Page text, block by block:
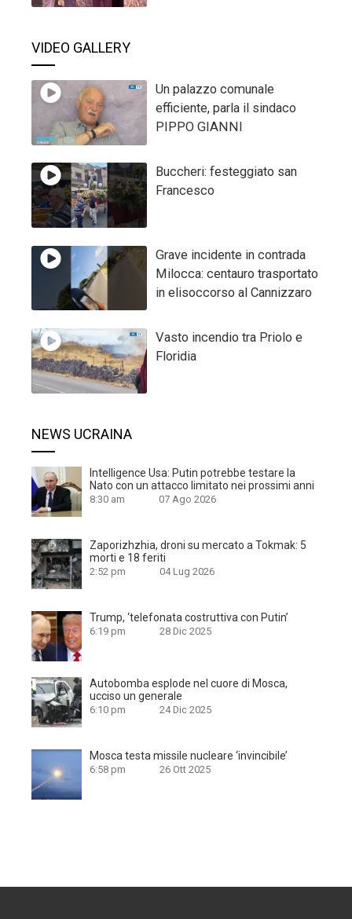
VIDEO GALLERY
Un palazzo comunale
efficiente, parla il sindaco
PIPPO GIANNI
Buccheri: festeggiato san
Francesco
Grave incidente in contrada
Milocca: centauro trasportato
in elisoccorso al Cannizzaro
Vasto incendio tra Priolo e
Floridia
NEWS UCRAINA
Intelligence Usa: Putin potrebbe testare la
Nato con un attacco limitato nei prossimi anni
8:30 am 07 Ago 2026
Zaporizhzhia, droni su mercato a Tokmak: 5
morti e 18 feriti
2:52 pm 04 Lug 2026
Trump, ‘telefonata costruttiva con Putin’
6:19 pm 28 Dic 2025
Autobomba esplode nel cuore di Mosca,
ucciso un generale
6:10 pm 24 Dic 2025
Mosca testa missile nucleare ‘invincibile’
6:58 pm 26 Ott 2025